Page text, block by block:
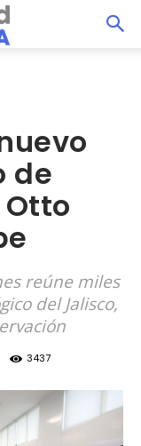
de
reúne miles
del Jalisco,
3437